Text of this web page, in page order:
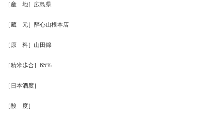
［産 地］広島県
［蔵 元］醉心山根本店
［原 料］山田錦
［精米歩合］65%
［日本酒度］
［酸 度］